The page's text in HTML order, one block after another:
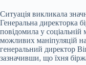
Ситуація викликала
Генеральна директорка
повідомила у
можливих маніпуляцій
генеральний директор
зазначивши, що їхня